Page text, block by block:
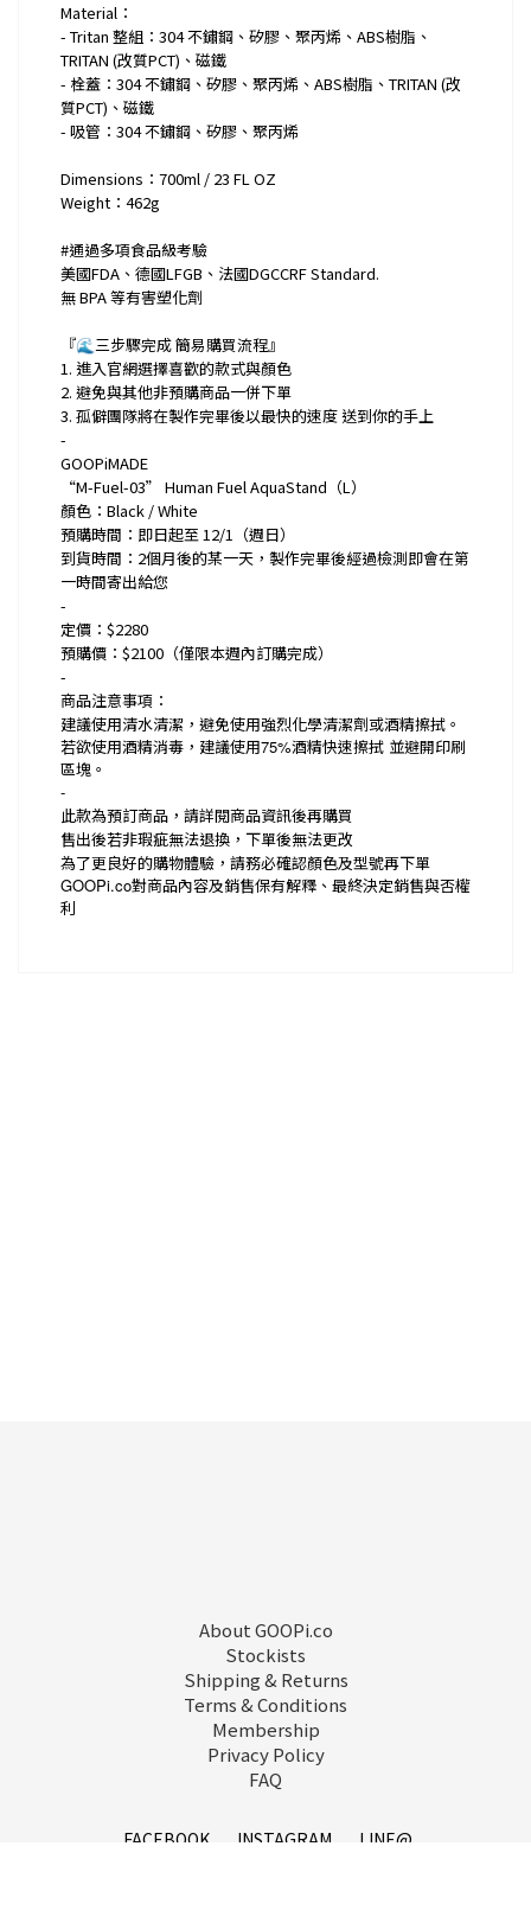
Material：
- Tritan 整組：304 不鏽鋼、矽膠、聚丙烯、ABS樹脂、
TRITAN (改質PCT)、磁鐵
- 栓蓋：304 不鏽鋼、矽膠、聚丙烯、ABS樹脂、TRITAN (改
質PCT)、磁鐵
- 吸管：304 不鏽鋼、矽膠、聚丙烯
Dimensions：700ml / 23 FL OZ
Weight：462g
#通過多項食品級考驗
美國FDA、德國LFGB、法國DGCCRF Standard.
無 BPA 等有害塑化劑
『🌊三步驟完成 簡易購買流程』
1. 進入官網選擇喜歡的款式與顏色
2. 避免與其他非預購商品一併下單
3. 孤僻團隊將在製作完畢後以最快的速度 送到你的手上
-
GOOPiMADE
“M-Fuel-03” Human Fuel AquaStand（L）
顏色：Black / White
預購時間：即日起至 12/1（週日）
到貨時間：2個月後的某一天，製作完畢後經過檢測即會在第
一時間寄出給您
-
定價：$2280
預購價：$2100（僅限本週內訂購完成）
-
商品注意事項：
建議使用清水清潔，避免使用強烈化學清潔劑或酒精擦拭。
若欲使用酒精消毒，建議使用75%酒精快速擦拭 並避開印刷
區塊。
-
此款為預訂商品，請詳閱商品資訊後再購買
售出後若非瑕疵無法退換，下單後無法更改
為了更良好的購物體驗，請務必確認顏色及型號再下單
GOOPi.co對商品內容及銷售保有解釋、最終決定銷售與否權
利
About GOOPi.co
Stockists
Shipping & Returns
Terms & Conditions
Membership
Privacy Policy
FAQ
FACEBOOK INSTAGRAM
LINE@